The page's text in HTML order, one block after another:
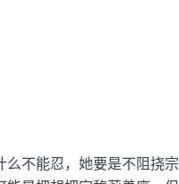
不能忍，她要是不阻挠